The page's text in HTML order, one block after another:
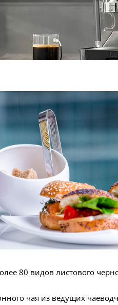
80 видов листового
чая из ведущих